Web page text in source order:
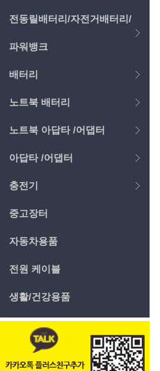
전동릴배터리/자전거배터리/
파워뱅크
배터리
노트북 배터리
노트북 아답타 /어댑터
아답타 /어댑터
충전기
중고장터
자동차용품
전원 케이블
생활/건강용품